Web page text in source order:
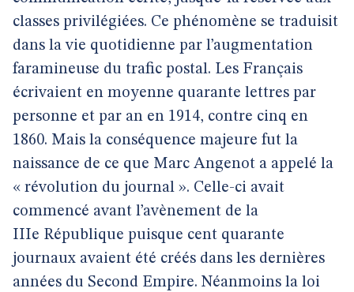
classes privilégiées. Ce phénomène se traduisit
dans la vie quotidienne par l’augmentation
faramineuse du trafic postal. Les Français
écrivaient en moyenne quarante lettres par
personne et par an en 1914, contre cinq en
1860. Mais la conséquence majeure fut la
naissance de ce que Marc Angenot a appelé la
« révolution du journal ». Celle-ci avait
commencé avant l’avènement de la
IIIe République puisque cent quarante
journaux avaient été créés dans les dernières
années du Second Empire. Néanmoins la loi